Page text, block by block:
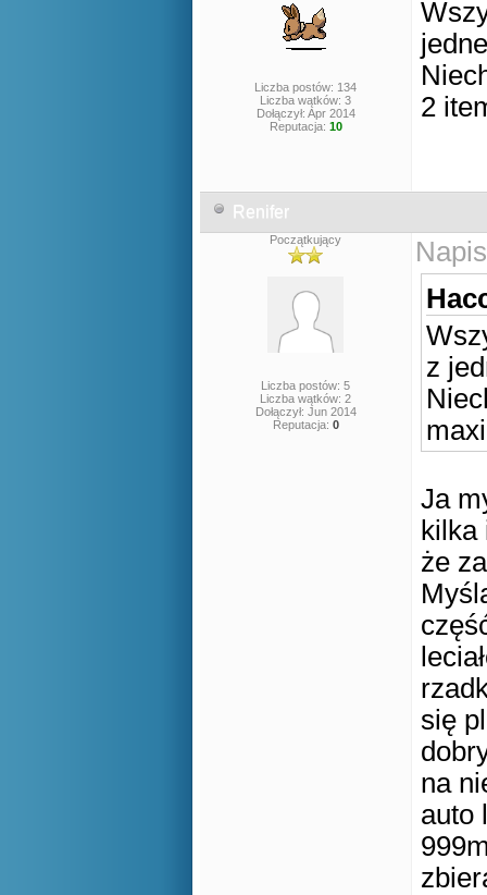
Liczba postów: 134
Liczba wątków: 3
Dołączył: Apr 2014
Reputacja: 10
2
Renifer
Początkujący
Liczba postów: 5
Liczba wątków: 2
Dołączył: Jun 2014
Reputacja: 0
z
Ja
kilka
że
się
na
auto